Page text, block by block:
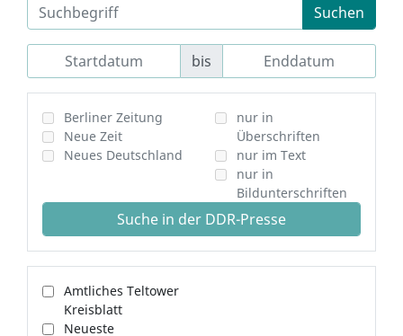
Suchen
bis
Berliner Zeitung
Neue Zeit
Neues Deutschland
nur in
Überschriften
nur im Text
nur in
Bildunterschriften
Suche in der DDR-Presse
Amtliches Teltower
Kreisblatt
Neueste